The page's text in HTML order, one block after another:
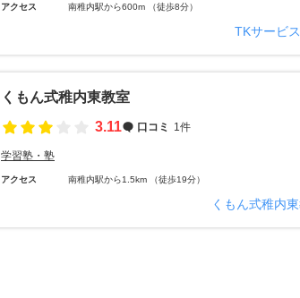
アクセス 南稚内駅から600m （徒歩8分）
TKサービ
くもん式稚内東教室
3.11
口コミ 1件
学習塾・塾
アクセス 南稚内駅から1.5km （徒歩19分）
くもん式稚内